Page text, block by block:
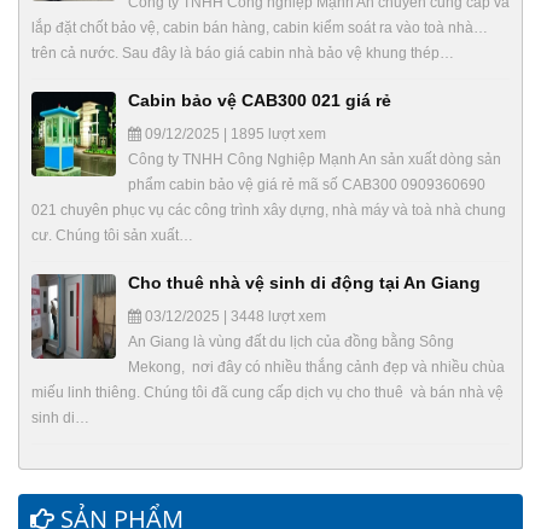
lắp đặt chốt bảo vệ, cabin bán hàng, cabin kiểm soát ra vào toà nhà…
trên cả nước. Sau đây là báo giá cabin nhà bảo vệ khung thép…
Cabin bảo vệ CAB300 021 giá rẻ
09/12/2025 | 1895 lượt xem
Công ty TNHH Công Nghiệp Mạnh An sản xuất dòng sản
phẩm cabin bảo vệ giá rẻ mã số CAB300 0909360690
021 chuyên phục vụ các công trình xây dựng, nhà máy và toà nhà chung
cư. Chúng tôi sản xuất…
Cho thuê nhà vệ sinh di động tại An Giang
03/12/2025 | 3448 lượt xem
An Giang là vùng đất du lịch của đồng bằng Sông
Mekong, nơi đây có nhiều thắng cảnh đẹp và nhiều chùa
miếu linh thiêng. Chúng tôi đã cung cấp dịch vụ cho thuê và bán nhà vệ
sinh di…
SẢN PHẨM